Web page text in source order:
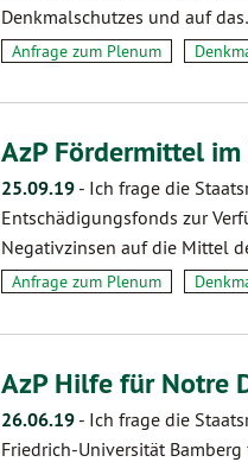
Denkmalschutzes und auf
Anfrage zum Plenum
AzP Fördermittel
25.09.19 - Ich frage die
Entschädigungsfonds zur
Negativzinsen auf die Mittel
Anfrage zum Plenum
AzP Hilfe für Notre
26.06.19 - Ich frage die
Friedrich-Universität